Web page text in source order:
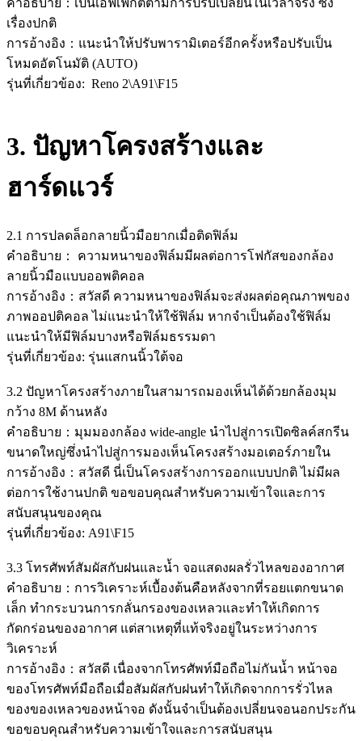
เรื่องปกติ
การอ้างอิง：แนะนำให้ปรับพารามิเตอร์อีกครั้งหรือปรับเป็น
โหมดอัตโนมัติ (AUTO)
รุ่นที่เกี่ยวข้อง: Reno 2\A91\F15
3. ปัญหาโครงสร้างและ
ฮาร์ดแวร์
2.1 การปลดล็อกลายนิ้วมือยากเมื่อติดฟิล์ม
คำอธิบาย： ความหนาของฟิล์มมีผลต่อการโฟกัสของกล้อง
ลายนิ้วมือแบบออพติคอล
การอ้างอิง：สวัสดี ความหนาของฟิล์มจะส่งผลต่อคุณภาพของ
ภาพออปติคอล ไม่แนะนำให้ใช้ฟิล์ม หากจำเป็นต้องใช้ฟิล์ม
แนะนำให้มีฟิล์มบางหรือฟิล์มธรรมดา
รุ่นที่เกี่ยวข้อง: รุ่นแสกนนิ้วใต้จอ
3.2 ปัญหาโครงสร้างภายในสามารถมองเห็นได้ด้วยกล้องมุม
กว้าง 8M ด้านหลัง
คำอธิบาย：มุมมองกล้อง wide-angle นำไปสู่การเปิดซิลค์สกรีน
ขนาดใหญ่ซึ่งนำไปสู่การมองเห็นโครงสร้างมอเตอร์ภายใน
การอ้างอิง：สวัสดี นี่เป็นโครงสร้างการออกแบบปกติ ไม่มีผล
ต่อการใช้งานปกติ ขอขอบคุณสำหรับความเข้าใจและการ
สนับสนุนของคุณ
รุ่นที่เกี่ยวข้อง: A91\F15
3.3 โทรศัพท์สัมผัสกับฝนและน้ำ จอแสดงผลรั่วไหลของอากาศ
คำอธิบาย：การวิเคราะห์เบื้องต้นคือหลังจากที่รอยแตกขนาด
เล็ก ทำกระบวนการกลั่นกรองของเหลวและทำให้เกิดการ
กัดกร่อนของอากาศ แต่สาเหตุที่แท้จริงอยู่ในระหว่างการ
วิเคราะห์
การอ้างอิง：สวัสดี เนื่องจากโทรศัพท์มือถือไม่กันน้ำ หน้าจอ
ของโทรศัพท์มือถือเมื่อสัมผัสกับฝนทำให้เกิดจากการรั่วไหล
ของของเหลวของหน้าจอ ดังนั้นจำเป็นต้องเปลี่ยนจอนอกประกัน
ขอขอบคุณสำหรับความเข้าใจและการสนับสนุน